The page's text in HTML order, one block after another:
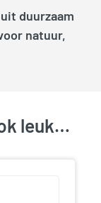
duurzaam
natuur,
leuk…